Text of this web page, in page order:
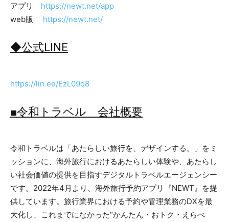
アプリ https://newt.net/app
web版 https://newt.net/
◆公式LINE
https://lin.ee/EzL09q8
■令和トラベル 会社概要
令和トラベルは「あたらしい旅行を、デザインする。」をミ
ッションに、海外旅行におけるあたらしい体験や、あたらし
い社会価値の提供を目指すデジタルトラベルエージェンシー
です。2022年4月より、海外旅行予約アプリ『NEWT』を提
供しています。旅行業界における予約や管理業務のDXを最
大化し、これまでになかった“かんたん・おトク・えらべ